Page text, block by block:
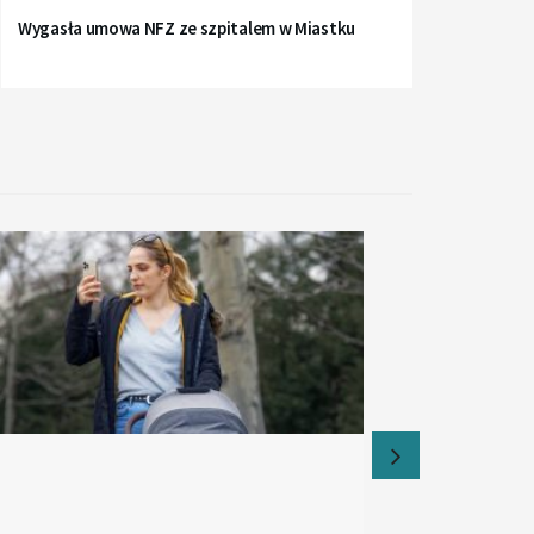
Wygasła umowa NFZ ze szpitalem w Miastku